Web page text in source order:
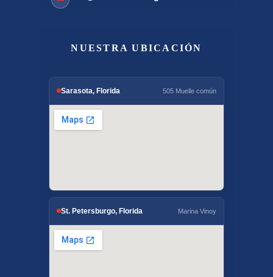
NUESTRA UBICACIÓN
Sarasota, Florida 505 Muelle común
St. Petersburgo, Florida Marina Vinoy